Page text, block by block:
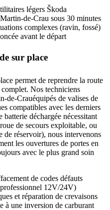
légers Škoda
de-Crau sous 30 minutes
complexes (ravin, fossé)
avant le départ
sur place
permet de reprendre la route
Nos techniciens
de-Crauéquipés de valises de
compatibles avec les derniers
batterie déchargée nécessitant
de secours exploitable, ou
de réservoir), nous intervenons
les ouvertures de portes en
avec le plus grand soin
de codes défauts
12V/24V)
et réparation de crevaisons
à une inversion de carburant